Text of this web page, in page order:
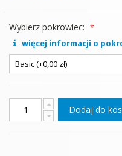
Wybierz pokrowiec:
więcej informacji o
Dodaj do